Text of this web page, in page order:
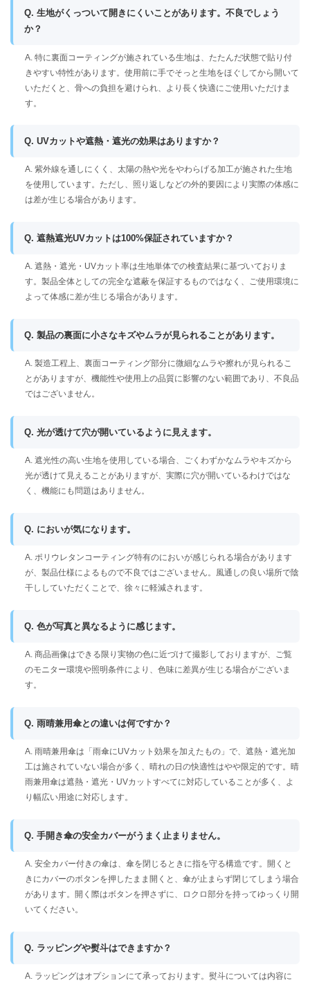
Q. 生地がくっついて開きにくいことがあります。不良でしょう
か？
A. 特に裏面コーティングが施されている生地は、たたんだ状態で貼り付
きやすい特性があります。使用前に手でそっと生地をほぐしてから開いて
いただくと、骨への負担を避けられ、より長く快適にご使用いただけま
す。
Q. UVカットや遮熱・遮光の効果はありますか？
A. 紫外線を通しにくく、太陽の熱や光をやわらげる加工が施された生地
を使用しています。ただし、照り返しなどの外的要因により実際の体感に
は差が生じる場合があります。
Q. 遮熱遮光UVカットは100%保証されていますか？
A. 遮熱・遮光・UVカット率は生地単体での検査結果に基づいておりま
す。製品全体としての完全な遮蔽を保証するものではなく、ご使用環境に
よって体感に差が生じる場合があります。
Q. 製品の裏面に小さなキズやムラが見られることがあります。
A. 製造工程上、裏面コーティング部分に微細なムラや擦れが見られるこ
とがありますが、機能性や使用上の品質に影響のない範囲であり、不良品
ではございません。
Q. 光が透けて穴が開いているように見えます。
A. 遮光性の高い生地を使用している場合、ごくわずかなムラやキズから
光が透けて見えることがありますが、実際に穴が開いているわけではな
く、機能にも問題はありません。
Q. においが気になります。
A. ポリウレタンコーティング特有のにおいが感じられる場合があります
が、製品仕様によるもので不良ではございません。風通しの良い場所で陰
干ししていただくことで、徐々に軽減されます。
Q. 色が写真と異なるように感じます。
A. 商品画像はできる限り実物の色に近づけて撮影しておりますが、ご覧
のモニター環境や照明条件により、色味に差異が生じる場合がございま
す。
Q. 雨晴兼用傘との違いは何ですか？
A. 雨晴兼用傘は「雨傘にUVカット効果を加えたもの」で、遮熱・遮光加
工は施されていない場合が多く、晴れの日の快適性はやや限定的です。晴
雨兼用傘は遮熱・遮光・UVカットすべてに対応していることが多く、よ
り幅広い用途に対応します。
Q. 手開き傘の安全カバーがうまく止まりません。
A. 安全カバー付きの傘は、傘を閉じるときに指を守る構造です。開くと
きにカバーのボタンを押したまま開くと、傘が止まらず閉じてしまう場合
があります。開く際はボタンを押さずに、ロクロ部分を持ってゆっくり開
いてください。
Q. ラッピングや熨斗はできますか？
A. ラッピングはオプションにて承っております。熨斗については内容に